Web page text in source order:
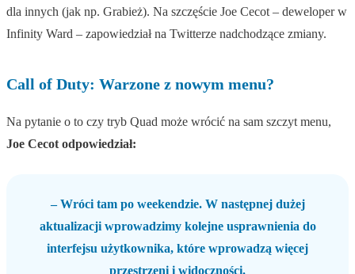
dla innych (jak np. Grabież). Na szczęście Joe Cecot – deweloper w
Infinity Ward – zapowiedział na Twitterze nadchodzące zmiany.
Call of Duty: Warzone z nowym menu?
Na pytanie o to czy tryb Quad może wrócić na sam szczyt menu,
Joe Cecot odpowiedział:
– Wróci tam po weekendzie. W następnej dużej
aktualizacji wprowadzimy kolejne usprawnienia do
interfejsu użytkownika, które wprowadzą więcej
przestrzeni i widoczności.